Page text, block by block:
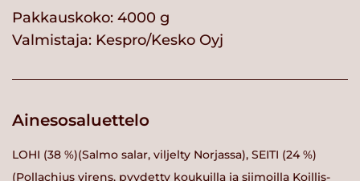
Pakkauskoko: 4000 g
Valmistaja: Kespro/Kesko Oyj
Ainesosaluettelo
LOHI (38 %)(Salmo salar, viljelty Norjassa), SEITI (24 %)
(Pollachius virens, pyydetty koukuilla ja siimoilla Koillis-